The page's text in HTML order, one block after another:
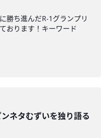
勝ち進んだR-1グランプリ
おります！キーワード
ネタむずいを独り語る